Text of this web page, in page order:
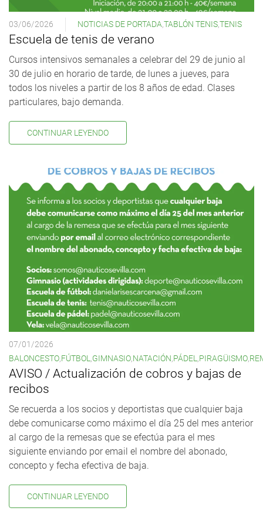
03/06/2026 NOTICIAS DE PORTADA,TABLÓN TENIS,TENIS
Escuela de tenis de verano
Cursos intensivos semanales a celebrar del 29 de junio al
30 de julio en horario de tarde, de lunes a jueves, para
todos los niveles a partir de los 8 años de edad. Clases
particulares, bajo demanda.
CONTINUAR LEYENDO
07/01/2026
BALONCESTO FÚTBOL GIMNASIO NATACIÓN PÁDEL PIRAGÜISMO
AVISO / Actualización de cobros y bajas de
recibos
Se recuerda a los socios y deportistas que cualquier baja
debe comunicarse como máximo el día 25 del mes anterior
al cargo de la remesas que se efectúa para el mes
siguiente enviando por email el nombre del abonado,
concepto y fecha efectiva de baja.
CONTINUAR LEYENDO